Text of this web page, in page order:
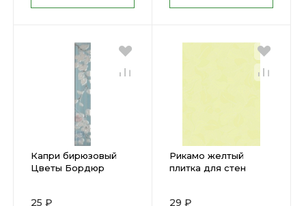
Капри бирюзовый
Цветы Бордюр
25 ₽
Рикамо желтый
плитка для стен
29 ₽